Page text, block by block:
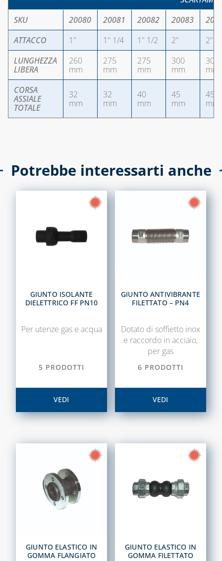
SKU
20080 20081 20082 20083
ATTACCO
1" 1" 1/4 1" 1/2 2"
2"
LUNGHEZZA
LIBERA
260
mm
275
mm
275
mm
300
mm
300
mm
CORSA
ASSIALE
TOTALE
32
mm
32
mm
40
mm
45
mm
45
mm
Potrebbe interessarti anche
GIUNTO ISOLANTE
DIELETTRICO FF PN10
Per utenze gas e acqua
5 PRODOTTI
VEDI
GIUNTO ANTIVIBRANTE
FILETTATO – PN4
Dotato di soffietto inox
e raccordo in acciaio,
per gas
6 PRODOTTI
VEDI
GIUNTO ELASTICO IN
GOMMA FLANGIATO
GIUNTO ELASTICO IN
GOMMA FILETTATO